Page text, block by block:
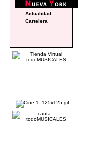
Actualidad
Cartelera